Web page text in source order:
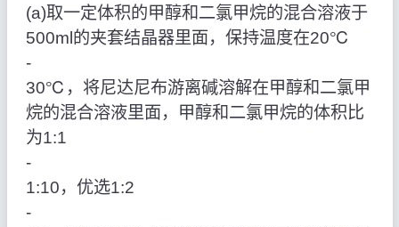
(a)取一定体积的甲醇和二氯甲烷的混合溶液于
500ml的夹套结晶器里面，保持温度在20℃
‑
30℃，将尼达尼布游离碱溶解在甲醇和二氯甲
烷的混合溶液里面，甲醇和二氯甲烷的体积比
为1:1
‑
1:10，优选1:2
‑